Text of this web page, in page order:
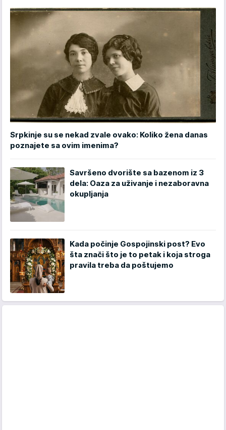
Srpkinje su se nekad zvale ovako: Koliko žena danas
poznajete sa ovim imenima?
Savršeno dvorište sa bazenom iz 3
dela: Oaza za uživanje i nezaboravna
okupljanja
Kada počinje Gospojinski post? Evo
šta znači što je to petak i koja stroga
pravila treba da poštujemo